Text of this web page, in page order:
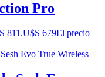
Pro
811.U$S 679El precio